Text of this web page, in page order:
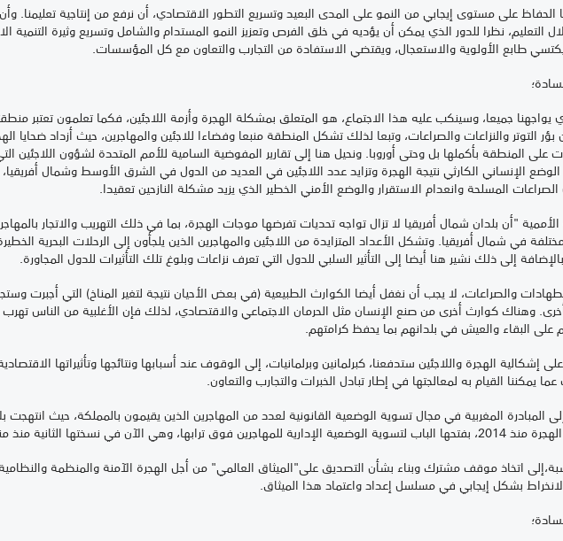
الحفاظ على مستوى إيجابي من النمو على المدى البعيد وتسريع التطور الاقتصادي، أن نرفع من إنتاجية
التعليم، نظرا للدور الذي يمكن أن يؤديه في خلق الفرص وتعزيز النمو المستدام والشامل وتسريع وثيرة
يكتسي طابع الأولوية والاستعجال، ويقتضي الاستفادة من التجارب والتعاون مع كل المؤسسات.
يواجهنا جميعا، وسينكب عليه هذا الاجتماع، هو المتعلق بمشكلة الهجرة وأزمة اللاجئين، فكما تعلمون تعتبر
التوتر والنزاعات والصراعات، وتبعا لذلك تشكل المنطقة منبعا وفضاءا للاجئين والمهاجرين، حيث أزداد ضحايا
على المنطقة بأكملها بل وحتى أوروبا. ونحيل هنا إلى تقارير المفوضية السامية للأمم المتحدة لشؤون
الإنساني الكارثي نتيجة الهجرة وتزايد عدد اللاجئين في العديد من الدول في الشرق الأوسط وشمال أفريقيا،
الصراعات المسلحة وانعدام الاستقرار والوضع الأمني الخطير الذي يزيد مشكلة النازحين تعقيدا.
"أن بلدان شمال أفريقيا لا تزال تواجه تحديات تفرضها موجات الهجرة، بما في ذلك التهريب والاتجار
في شمال أفريقيا. وتشكل الأعداد المتزايدة من اللاجئين والمهاجرين الذين يلجأون إلى الرحلات البحرية
إلى ذلك نشير هنا أيضا إلى التأثير السلبي للدول التي تعرف نزاعات وبلوغ تلك التأثيرات للدول المجاورة.
والصراعات، لا يجب أن نغفل أيضا الكوارث الطبيعية (في بعض الأحيان نتيجة لتغير المناخ) التي أجبرت
وهناك كوارث أخرى من صنع الإنسان مثل الحرمان الاجتماعي والاقتصادي، لذلك فإن الأغلبية من الناس
على البقاء والعيش في بلدانهم بما يحفظ كرامتهم.
إشكالية الهجرة واللاجئين ستدفعنا، كبرلمانين وبرلمانيات، إلى الوقوف عند أسبابها ونتائجها وتأثيراتها
يمكننا القيام به لمعالجتها في إطار تبادل الخبرات والتجارب والتعاون.
المبادرة المغربية في مجال تسوية الوضعية القانونية لعدد من المهاجرين الذين يقيمون بالمملكة، حيث انتهجت
الآن في نسختها الثانية منذ منتصف دجنبر 2016.
بشكل إيجابي في مسلسل إعداد واعتماد هذا الميثاق.